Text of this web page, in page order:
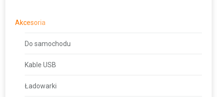
Akcesoria
Do samochodu
Kable USB
Ładowarki